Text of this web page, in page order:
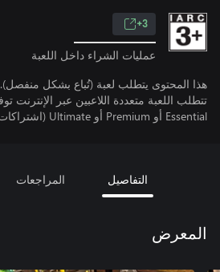
3+
عمليات الشراء داخل اللعبة
هذا المحتوى يتطلب لعبة (تُباع بشكل منفصل).
Essential أو Premium أو Ultimate (اشتراكات تُباع بشكل منفصل).
التفاصيل المراجعات
المعرض